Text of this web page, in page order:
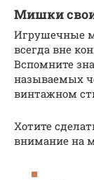
Мишки
Игрушечные
всегда вне
Вспомните
называемых
винтажном
Хотите
внимание на